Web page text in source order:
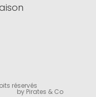
réservés
by Pirates & Co